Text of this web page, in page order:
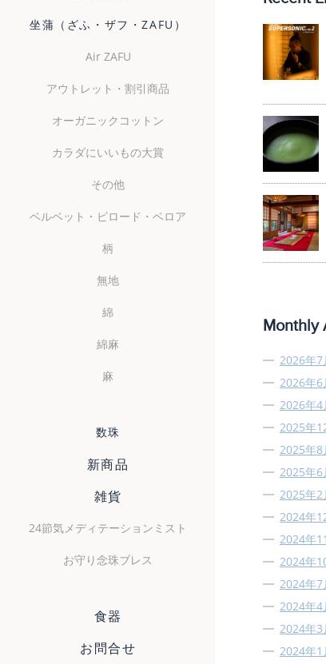
坐蒲（ざふ・ザフ・ZAFU）
Air ZAFU
アウトレット・割引商品
オーガニックコットン
カラダにいいもの大賞
その他
ベルベット・ビロード・ベロア
柄
無地
綿
綿麻
麻
数珠
新商品
雑貨
24節気メディテーションミスト
お守り念珠ブレス
食器
お問合せ
Monthly
2026年7
2026年6
2026年4
2025年
2025年8
2025年6
2025年2
2024年
2024年
2024年
2024年7
2024年4
2024年3
2024年1